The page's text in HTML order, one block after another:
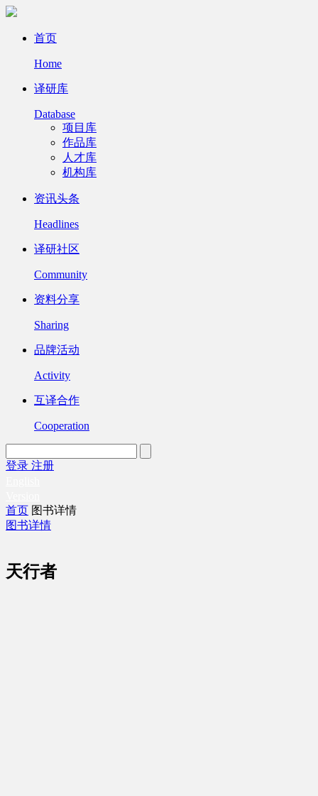
首页
Home
译研库
Database
项目库
作品库
人才库
机构库
资讯头条
Headlines
译研社区
Community
资料分享
Sharing
品牌活动
Activity
互译合作
Cooperation
登录 注册
首页 图书详情
图书详情
天行者